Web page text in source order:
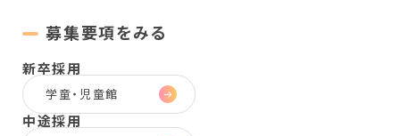
募集要項をみる
新卒採用
学童・児童館
中途採用